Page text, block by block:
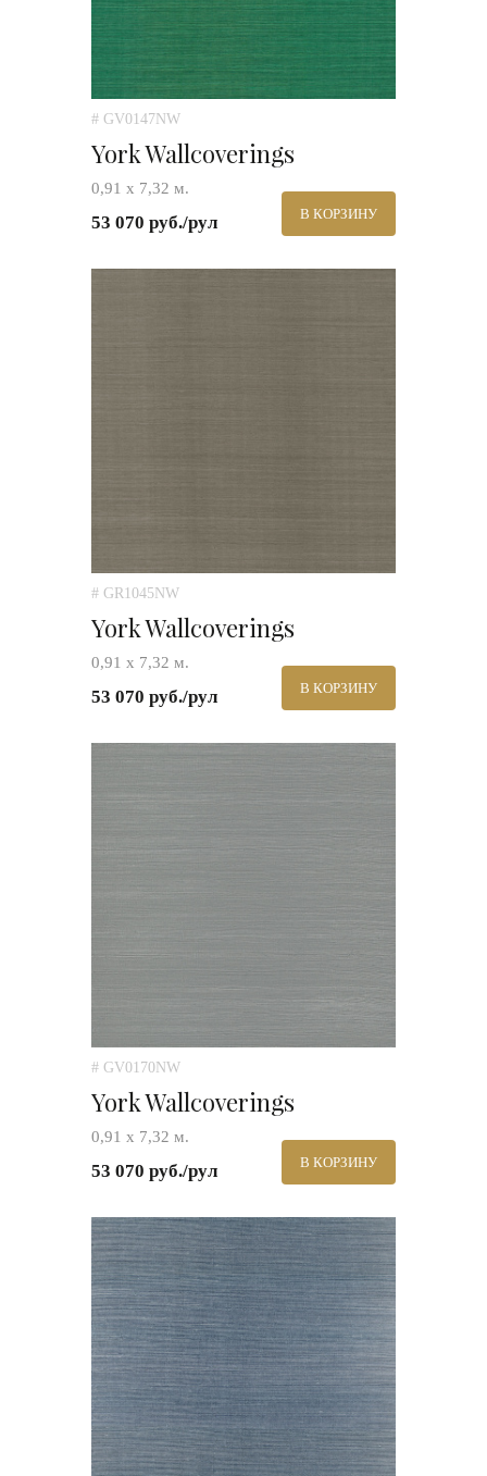
# GV0147NW
York Wallcoverings
0,91 х 7,32 м.
53 070 руб./рул В КОРЗИНУ
# GR1045NW
York Wallcoverings
0,91 х 7,32 м.
53 070 руб./рул В КОРЗИНУ
# GV0170NW
York Wallcoverings
0,91 х 7,32 м.
53 070 руб./рул В КОРЗИНУ